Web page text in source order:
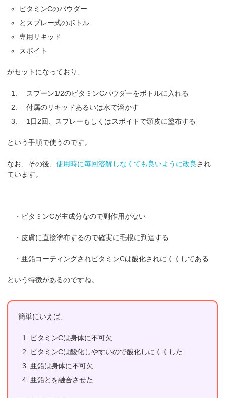
ビタミンCのパウダー
とスプレー式のボトル
専用リキッド
スポイト
がセットになっており、
スプーン1/2のビタミンCパウダーをボトルに入れる
付属のリキッドあるいは水で溶かす
1日2回、スプレーもしくはスポイトで頭皮に塗布する
という手順で使うのです。
なお、その後、使用時に毎回溶解しなくても良いように改良され
ています。
・ビタミンCが主成分なので副作用がない
・皮膚に直接塗布するので確実に毛根に到達する
・亜鉛コーティングされビタミンCは酸化されにくくしてある
という特徴があるのですね。
簡単にいえば、
ビタミンCは身体に不可欠
ビタミンCは酸化しやすいので酸化しにくくした
亜鉛は身体に不可欠
亜鉛とを融合させた